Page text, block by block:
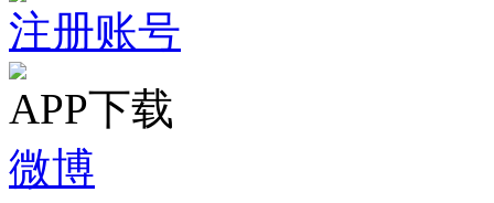
注册账号
APP下载
微博